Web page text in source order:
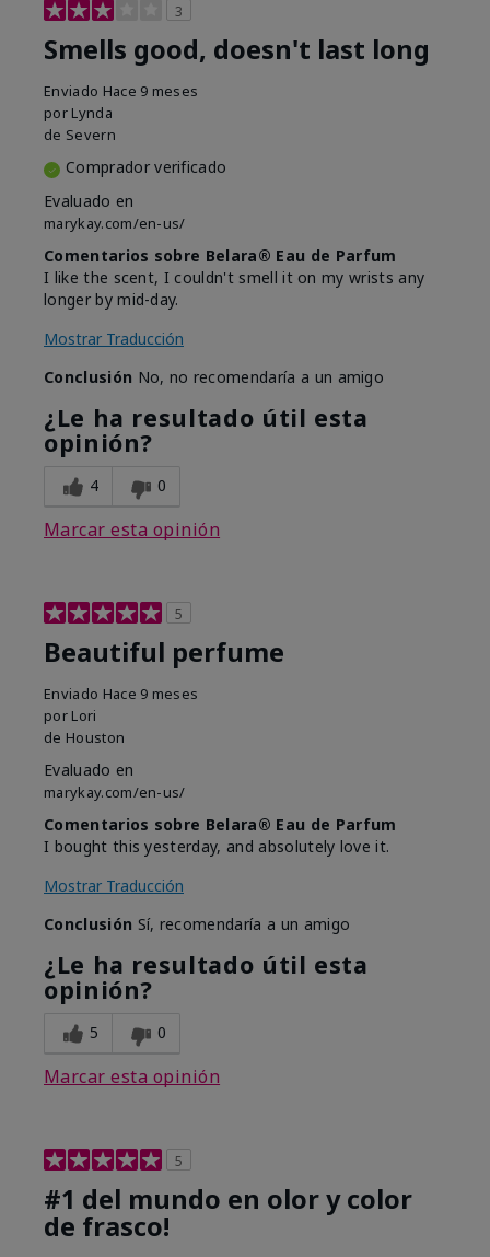
3
Smells good, doesn't last long
Enviado Hace 9 meses
por Lynda
de Severn
Comprador verificado
Evaluado en
marykay.com/en-us/
Comentarios sobre Belara® Eau de Parfum
I like the scent, I couldn't smell it on my wrists any
longer by mid-day.
Mostrar Traducción
Conclusión No, no recomendaría a un amigo
¿Le ha resultado útil esta
opinión?
4 0
Marcar esta opinión
5
Beautiful perfume
Enviado Hace 9 meses
por Lori
de Houston
Evaluado en
marykay.com/en-us/
Comentarios sobre Belara® Eau de Parfum
I bought this yesterday, and absolutely love it.
Mostrar Traducción
Conclusión Sí, recomendaría a un amigo
¿Le ha resultado útil esta
opinión?
5 0
Marcar esta opinión
5
#1 del mundo en olor y color
de frasco!